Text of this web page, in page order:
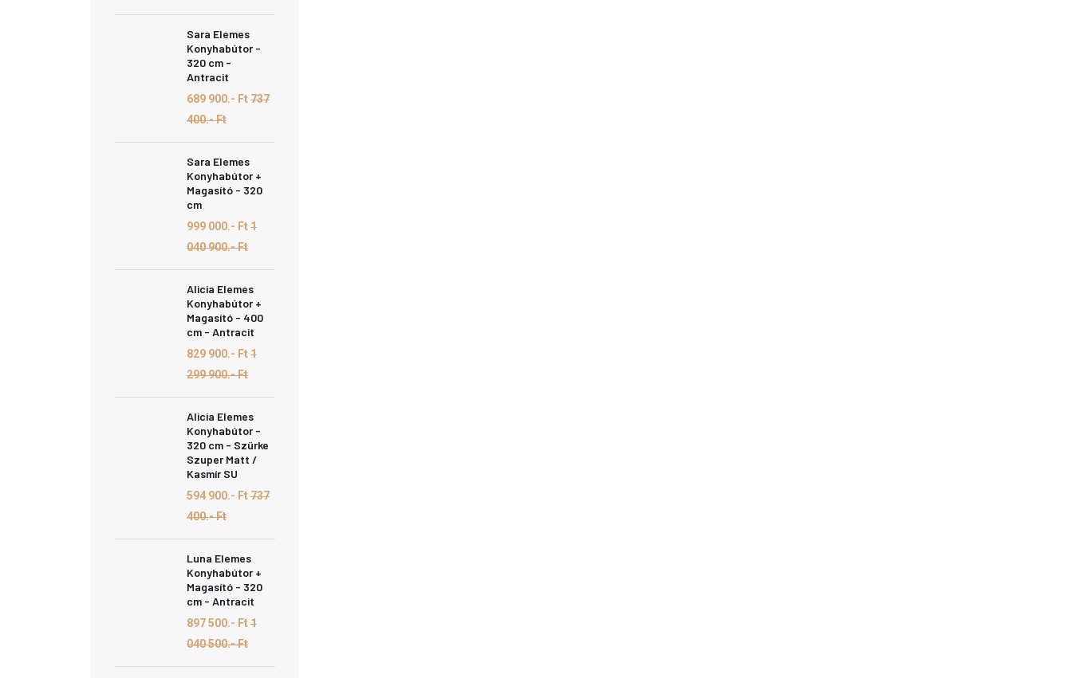
Sara Elemes
Konyhabútor -
320 cm -
Antracit
689 900.- Ft737
400.- Ft
Sara Elemes
Konyhabútor +
Magasító - 320
cm
999 000.- Ft1
040 900.- Ft
Alicia Elemes
Konyhabútor +
Magasító - 400
cm - Antracit
829 900.- Ft1
299 900.- Ft
Alicia Elemes
Konyhabútor -
320 cm - Szürke
Szuper Matt /
Kasmír SU
594 900.- Ft737
400.- Ft
Luna Elemes
Konyhabútor +
Magasító - 320
cm - Antracit
897 500.- Ft1
040 500.- Ft